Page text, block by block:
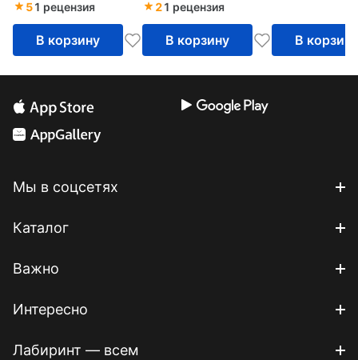
51 рецензия
В корзину
21 рецензия
В корзину В корзину
Мы в соцсетях
Каталог
Важно
Интересно
Лабиринт — всем